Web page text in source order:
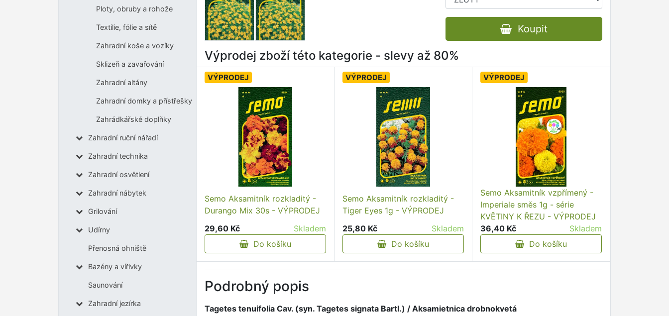
Ploty, obruby a rohože
Textilie, fólie a sítě
Zahradní koše a vozíky
Sklizeň a zavařování
Zahradní altány
Zahradní domky a přístřešky
Zahrádkářské doplňky
Zahradní ruční nářadí
Zahradní technika
Zahradní osvětlení
Zahradní nábytek
Grilování
Udírny
Přenosná ohniště
Bazény a vířivky
Saunování
Zahradní jezírka
Koupit
Výprodej zboží této kategorie - slevy až 80%
VÝPRODEJ
Semo Aksamitník rozkladitý -
Durango Mix 30s - VÝPRODEJ
29,60 Kč
Skladem
Do košíku
VÝPRODEJ
Semo Aksamitník rozkladitý -
Tiger Eyes 1g - VÝPRODEJ
25,80 Kč
Skladem
Do košíku
VÝPRODEJ
Semo Aksamitník vzpřímený -
Imperiale směs 1g - série
KVĚTINY K ŘEZU - VÝPRODEJ
36,40 Kč
Skladem
Do košíku
Podrobný popis
Tagetes tenuifolia Cav. (syn. Tagetes signata Bartl.) / Aksamietnica drobnokvetá